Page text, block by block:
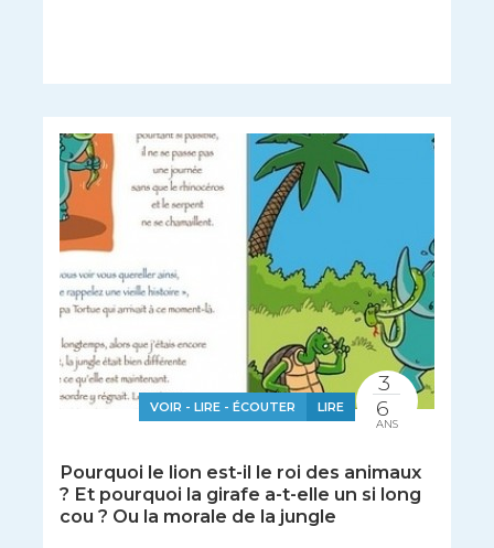
VOIR - LIRE - ÉCOUTER LIRE
Pourquoi le lion est-il le roi des animaux
? Et pourquoi la girafe a-t-elle un si long
cou ? Ou la morale de la jungle
3
6
ANS